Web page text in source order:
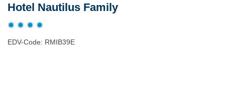
Hotel Nautilus Family
EDV-Code: RMIB39E